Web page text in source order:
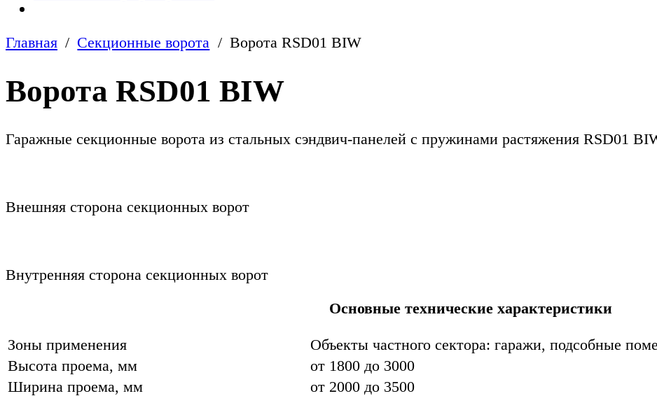
Главная Секционные ворота Ворота RSD01 BIW
Ворота RSD01 BIW
Гаражные секционные ворота из стальных сэндвич-панелей с пружинами растяжения RSD01
Внешняя сторона секционных ворот
Внутренняя сторона секционных ворот
Основные технические характеристики
Зоны применения
Объекты частного сектора: гаражи, подсобные
Высота проема, мм
от 1800 до 3000
Ширина проема, мм
от 2000 до 3500